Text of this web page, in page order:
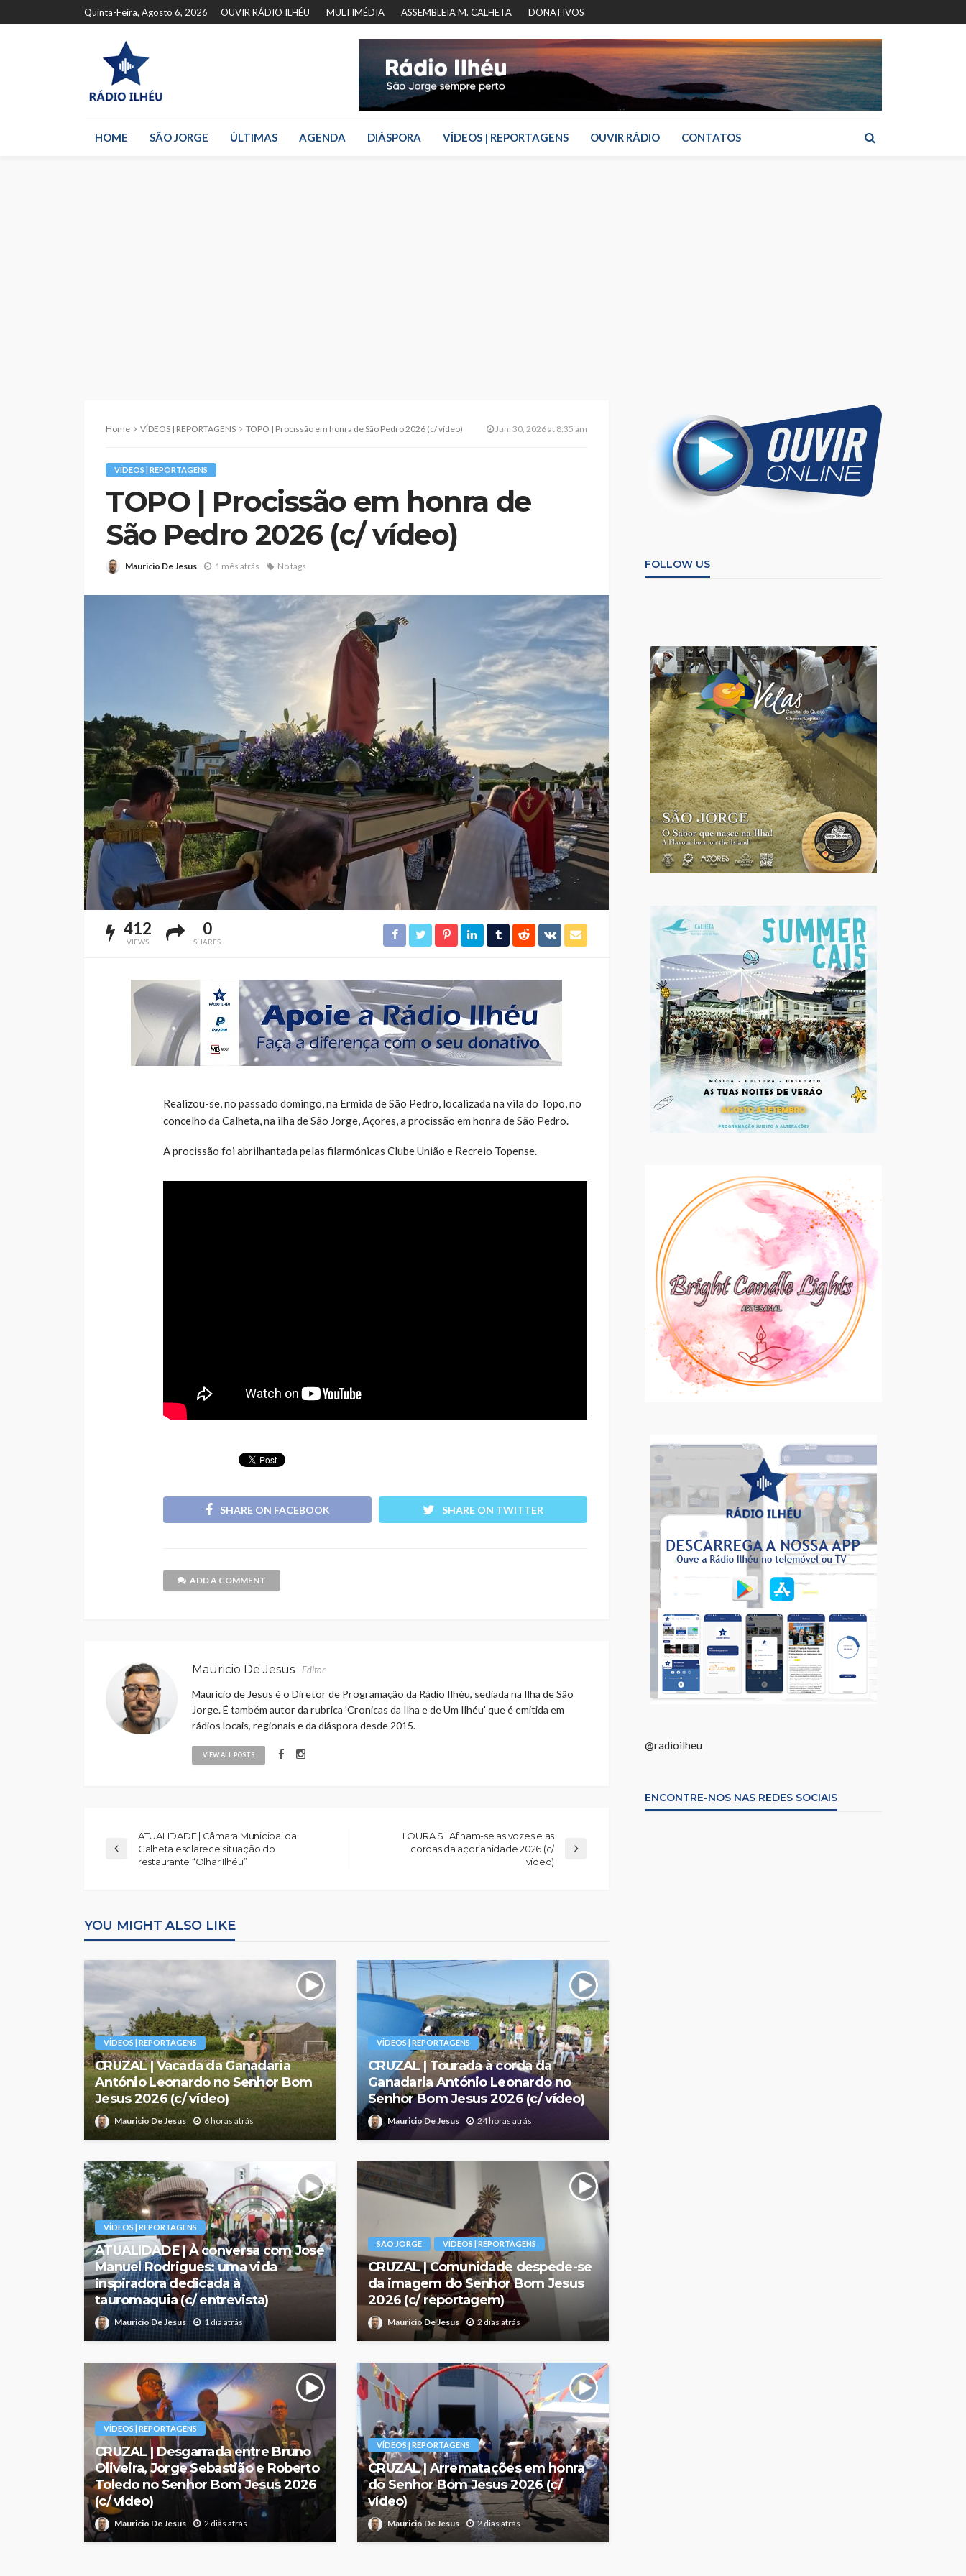
Quinta-Feira, Agosto 6, 2026 OUVIR RÁDIO ILHÉU MULTIMÉDIA ASSEMBLEIA M. CALHETA DONATIVOS
HOME SÃO JORGE ÚLTIMAS AGENDA DIÁSPORA VÍDEOS | REPORTAGENS OUVIR RÁDIO CONTATOS
Home VÍDEOS | REPORTAGENS TOPO | Procissão em honra de São Pedro 2026 (c/ vídeo) Jun. 30, 2026 at 8:35 am
VÍDEOS | REPORTAGENS
TOPO | Procissão em honra de
São Pedro 2026 (c/ vídeo)
Mauricio De Jesus 1 mês atrás No tags
412
VIEWS
0
SHARES
Realizou-se, no passado domingo, na Ermida de São Pedro, localizada na vila do Topo, no
concelho da Calheta, na ilha de São Jorge, Açores, a procissão em honra de São Pedro.
A procissão foi abrilhantada pelas filarmónicas Clube União e Recreio Topense.
SHARE ON FACEBOOK SHARE ON TWITTER
ADD A COMMENT
Mauricio De Jesus Editor
Maurício de Jesus é o Diretor de Programação da Rádio Ilhéu, sediada na Ilha de São
Jorge. É também autor da rubrica 'Cronicas da Ilha e de Um Ilhéu' que é emitida em
rádios locais, regionais e da diáspora desde 2015.
VIEW ALL POSTS
ATUALIDADE | Câmara Municipal da
Calheta esclarece situação do
restaurante “Olhar Ilhéu”
LOURAIS | Afinam-se as vozes e as
cordas da açorianidade 2026 (c/
vídeo)
YOU MIGHT ALSO LIKE
VÍDEOS | REPORTAGENS
CRUZAL | Vacada da Ganadaria
António Leonardo no Senhor Bom
Jesus 2026 (c/ vídeo)
Mauricio De Jesus 6 horas atrás
VÍDEOS | REPORTAGENS
CRUZAL | Tourada à corda da
Ganadaria António Leonardo no
Senhor Bom Jesus 2026 (c/ vídeo)
Mauricio De Jesus 24 horas atrás
VÍDEOS | REPORTAGENS
ATUALIDADE | À conversa com José
Manuel Rodrigues: uma vida
inspiradora dedicada à
tauromaquia (c/ entrevista)
Mauricio De Jesus 1 dia atrás
SÃO JORGE VÍDEOS | REPORTAGENS
CRUZAL | Comunidade despede-se
da imagem do Senhor Bom Jesus
2026 (c/ reportagem)
Mauricio De Jesus 2 dias atrás
VÍDEOS | REPORTAGENS
CRUZAL | Desgarrada entre Bruno
Oliveira, Jorge Sebastião e Roberto
Toledo no Senhor Bom Jesus 2026
(c/ vídeo)
Mauricio De Jesus 2 dias atrás
VÍDEOS | REPORTAGENS
CRUZAL | Arrematações em honra
do Senhor Bom Jesus 2026 (c/
vídeo)
Mauricio De Jesus 2 dias atrás
FOLLOW US
@radioilheu
ENCONTRE-NOS NAS REDES SOCIAIS